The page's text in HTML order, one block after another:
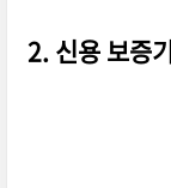
2. 신용 보증